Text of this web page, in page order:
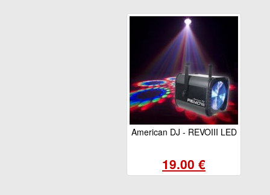
American DJ - REVOIII LED
19.00 €